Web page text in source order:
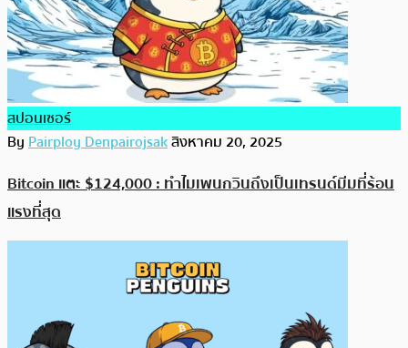
สปอนเซอร์
ByPairploy Denpairojsakสิงหาคม 20, 2025
Bitcoin แตะ $124,000 : ทำไมเพนกวินถึงเป็นเทรนด์มีมที่ร้อน
แรงที่สุด